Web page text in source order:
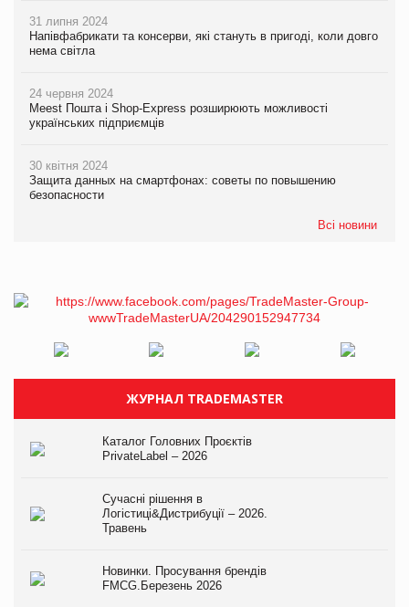
31 липня 2024
Напівфабрикати та консерви, які стануть в пригоді, коли довго
нема світла
24 червня 2024
Meest Пошта і Shop-Express розширюють можливості
українських підприємців
30 квітня 2024
Защита данных на смартфонах: советы по повышению
безопасности
Всі новини
ЖУРНАЛ TRADEMASTER
Каталог Головних Проєктів
PrivateLabel – 2026
Сучасні рішення в
Логістиці&Дистрибуції – 2026.
Травень
Новинки. Просування брендів
FMCG.Березень 2026